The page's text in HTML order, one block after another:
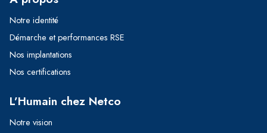
Notre identité
Démarche et performances RSE
Nos implantations
Nos certifications
L’Humain chez Netco
Notre vision